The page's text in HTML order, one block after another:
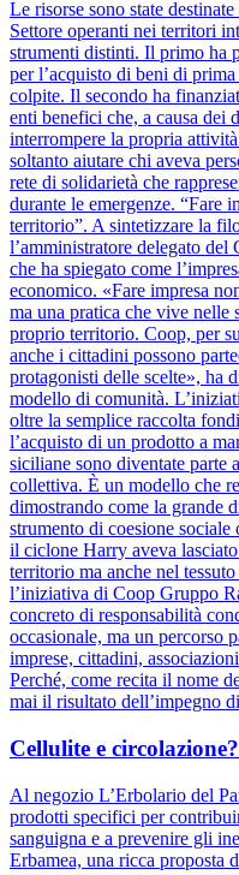
Le risorse sono state
Settore operanti nei territori
strumenti distinti. Il primo ha
per l’acquisto di beni di
colpite. Il secondo ha
enti benefici che, a causa dei
interrompere la propria
soltanto aiutare chi aveva
rete di solidarietà che
durante le emergenze. “Fare
territorio”. A sintetizzare la
l’amministratore delegato
che ha spiegato come
economico. «Fare impresa
ma una pratica che vive
proprio territorio. Coop, per
anche i cittadini possono
protagonisti delle scelte», ha
modello di comunità.
oltre la semplice raccolta
l’acquisto di un prodotto a
siciliane sono diventate parte
collettiva. È un modello che
dimostrando come la grande
strumento di coesione
il ciclone Harry aveva
territorio ma anche nel
l’iniziativa di Coop Gruppo
concreto di responsabilità
occasionale, ma un percorso
imprese, cittadini,
Perché, come recita il nome
mai il risultato dell’impegno
Cellulite e
Al negozio L’Erbolario del
prodotti specifici per
sanguigna e a prevenire gli
Erbamea, una ricca proposta